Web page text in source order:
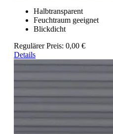
Halbtransparent
Feuchtraum geeignet
Blickdicht
Regulärer Preis: 0,00 €
Details